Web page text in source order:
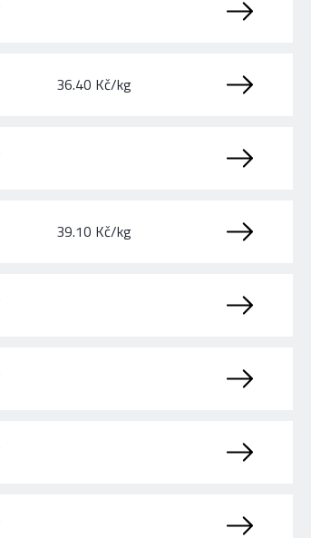
36.40 Kč/kg
39.10 Kč/kg